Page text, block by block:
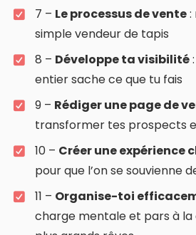
7 – Le processus de vente:
simple vendeur de tapis
8 – Développe ta visibilité:
entier sache ce que tu fais
9 – Rédiger une page de
transformer tes prospects
10 – Créer une expérience
pour que l’on se souvienne
11 – Organise-toi
charge mentale et pars à